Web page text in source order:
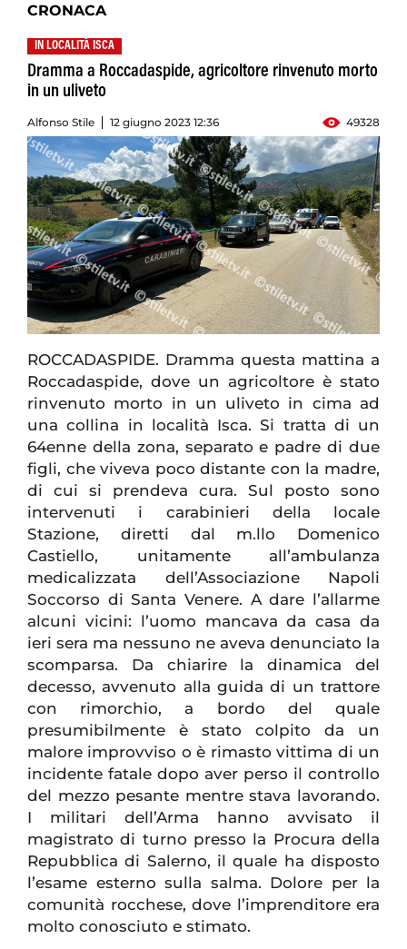
CRONACA
IN LOCALITÀ ISCA
Dramma a Roccadaspide, agricoltore rinvenuto morto
in un uliveto
Alfonso Stile 12 giugno 2023 12:36 49328
ROCCADASPIDE. Dramma questa mattina a
Roccadaspide, dove un agricoltore è stato
rinvenuto morto in un uliveto in cima ad
una collina in località Isca. Si tratta di un
64enne della zona, separato e padre di due
figli, che viveva poco distante con la madre,
di cui si prendeva cura. Sul posto sono
intervenuti i carabinieri della locale
Stazione, diretti dal m.llo Domenico
Castiello, unitamente all’ambulanza
medicalizzata dell’Associazione Napoli
Soccorso di Santa Venere. A dare l’allarme
alcuni vicini: l’uomo mancava da casa da
ieri sera ma nessuno ne aveva denunciato la
scomparsa. Da chiarire la dinamica del
decesso, avvenuto alla guida di un trattore
con rimorchio, a bordo del quale
presumibilmente è stato colpito da un
malore improvviso o è rimasto vittima di un
incidente fatale dopo aver perso il controllo
del mezzo pesante mentre stava lavorando.
I militari dell’Arma hanno avvisato il
magistrato di turno presso la Procura della
Repubblica di Salerno, il quale ha disposto
l’esame esterno sulla salma. Dolore per la
comunità rocchese, dove l’imprenditore era
molto conosciuto e stimato.